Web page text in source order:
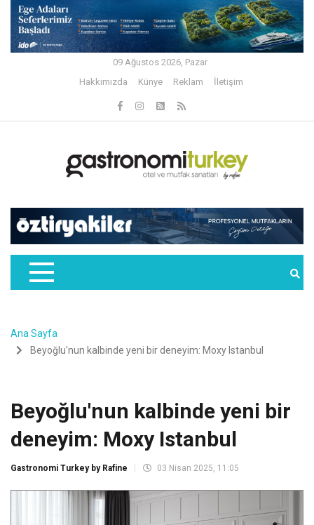
09 Ağustos 2026, Pazar
Hakkımızda
Künye Reklam İletişim
Ana Sayfa
Beyoğlu'nun kalbinde yeni bir deneyim: Moxy Istanbul
Beyoğlu'nun kalbinde yeni bir
deneyim: Moxy Istanbul
Gastronomi Turkey by Rafine 03 Nisan 2025, 11:05